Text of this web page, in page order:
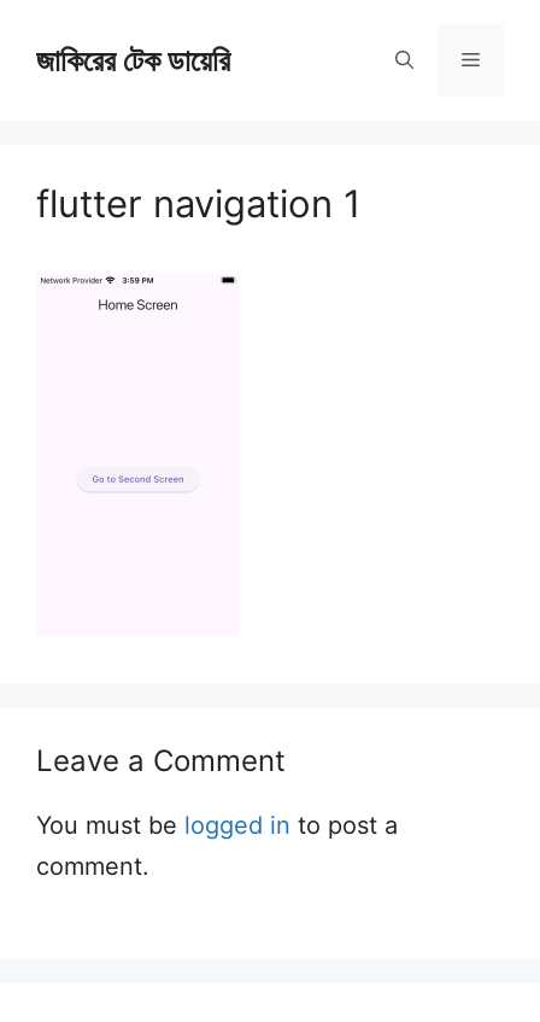
জাকিরের টেক ডায়েরি Menu
flutter navigation 1
Leave a Comment
You must be logged in to post a
comment.